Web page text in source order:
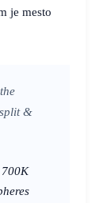
je mesto
&